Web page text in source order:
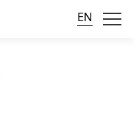
EN